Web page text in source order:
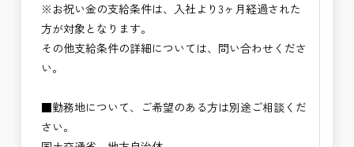
※お祝い金の支給条件は、入社より3ヶ月経過された
方が対象となります。
その他支給条件の詳細については、問い合わせくださ
い。
■勤務地について、ご希望のある方は別途ご相談くだ
さい。